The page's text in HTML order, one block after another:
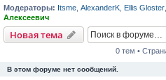
Модераторы: Itsme AlexanderK Ellis Gloster
Алексеевич
Новая тема
0 тем •
В этом форуме нет сообщений.